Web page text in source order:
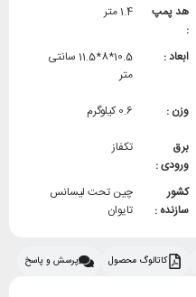
هد پمپ
:
1.4 متر
ابعاد :
10.5*8*11.5 سانتی
متر
وزن :
0.6 کیلوگرم
برق
ورودی :
تکفاز
کشور
سازنده :
چین تحت لیسانس
تایوان
کاتالوگ محصول پرسش و پاسخ